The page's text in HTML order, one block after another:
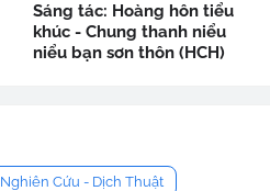
Sáng tác: Hoàng hôn tiểu
khúc - Chung thanh niểu
niểu bạn sơn thôn (HCH)
Nghiên Cứu - Dịch Thuật